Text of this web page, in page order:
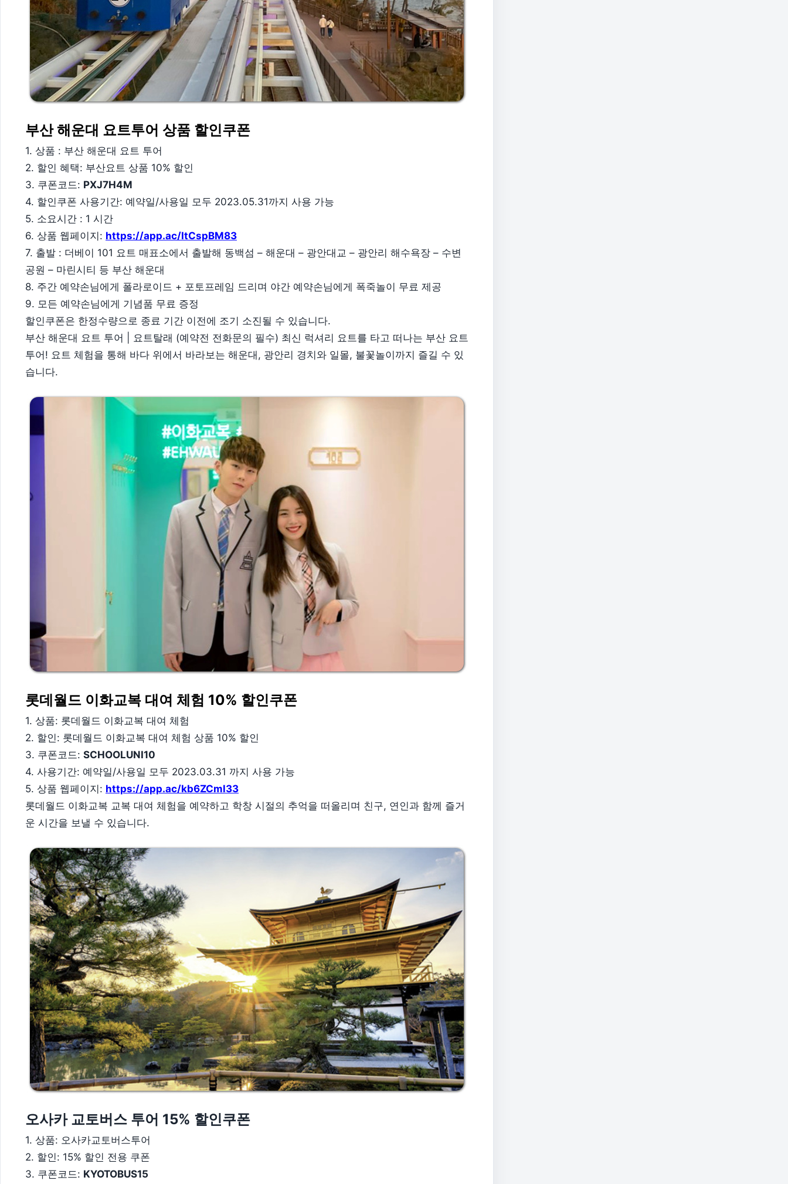
부산 해운대 요트투어 상품 할인쿠폰
1. 상품 : 부산 해운대 요트 투어
2. 할인 혜택: 부산요트 상품 10% 할인
3. 쿠폰코드: PXJ7H4M
4. 할인쿠폰 사용기간: 예약일/사용일 모두 2023.05.31까지 사용 가능
5. 소요시간 : 1 시간
6. 상품 웹페이지: https://app.ac/ItCspBM83
7. 출발 : 더베이 101 요트 매표소에서 출발해 동백섬 – 해운대 – 광안대교 – 광안리 해수욕장 – 수변
공원 – 마린시티 등 부산 해운대
8. 주간 예약손님에게 폴라로이드 + 포토프레임 드리며 야간 예약손님에게 폭죽놀이 무료 제공
9. 모든 예약손님에게 기념품 무료 증정
할인쿠폰은 한정수량으로 종료 기간 이전에 조기 소진될 수 있습니다.
부산 해운대 요트 투어 | 요트탈래 (예약전 전화문의 필수) 최신 럭셔리 요트를 타고 떠나는 부산 요트
투어! 요트 체험을 통해 바다 위에서 바라보는 해운대, 광안리 경치와 일몰, 불꽃놀이까지 즐길 수 있
습니다.
롯데월드 이화교복 대여 체험 10% 할인쿠폰
1. 상품: 롯데월드 이화교복 대여 체험
2. 할인: 롯데월드 이화교복 대여 체험 상품 10% 할인
3. 쿠폰코드: SCHOOLUNI10
4. 사용기간: 예약일/사용일 모두 2023.03.31 까지 사용 가능
5. 상품 웹페이지: https://app.ac/kb6ZCml33
롯데월드 이화교복 교복 대여 체험을 예약하고 학창 시절의 추억을 떠올리며 친구, 연인과 함께 즐거
운 시간을 보낼 수 있습니다.
오사카 교토버스 투어 15% 할인쿠폰
1. 상품: 오사카교토버스투어
2. 할인: 15% 할인 전용 쿠폰
3. 쿠폰코드: KYOTOBUS15